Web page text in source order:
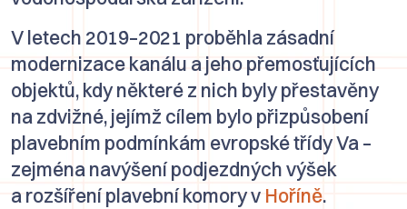
V letech 2019–2021 proběhla zásadní
modernizace kanálu a jeho přemosťujících
objektů, kdy některé z nich byly přestavěny
na zdvižné, jejímž cílem bylo přizpůsobení
plavebním podmínkám evropské třídy Va –
zejména navýšení podjezdných výšek
a rozšíření plavební komory v Hoříně.